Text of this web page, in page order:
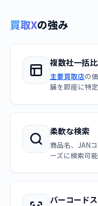
買取Xの強み
複数社一括
主要買取店の
舗を即座に特定
柔軟な検索
商品名、JAN
ーズに検索可能
バーコード